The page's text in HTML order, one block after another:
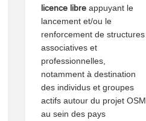
licence libreappuyant le
lancement et/ou le
renforcement de structures
associatives et
professionnelles,
notamment à destination
des individus et groupes
actifs autour du projet OSM
au sein des pays